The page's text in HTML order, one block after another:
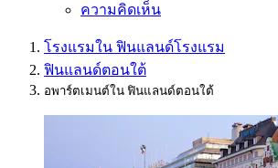
ความคิดเห็น
โรงแรมใน ฟินแลนด์โรงแรม
ฟินแลนด์ตอนใต้
อพาร์ตเมนต์ใน ฟินแลนด์ตอนใต้